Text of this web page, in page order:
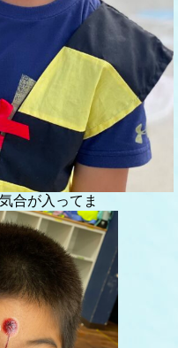
合が入ってま